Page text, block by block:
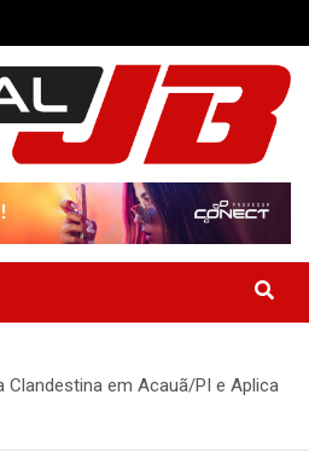
JB
e Região
Clandestina em Acauã/PI e Aplica